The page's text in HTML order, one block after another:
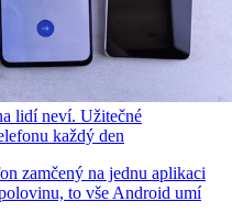
lidí neví. Užitečné
každý den
zamčený na jednu aplikaci
to vše Android umí